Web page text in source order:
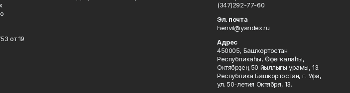
от 19
(347)292-77-60
Эл. почта
henvil@yandex.ru
Адрес
450005, Башҡортостан
Республикаһы, Өфө ҡалаһы,
Октябрҙең 50 йыллығы урамы, 13.
Республика Башкортостан, г. Уфа,
ул. 50-летия Октября, 13.